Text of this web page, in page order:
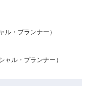
・プランナー）
ル・プランナー）